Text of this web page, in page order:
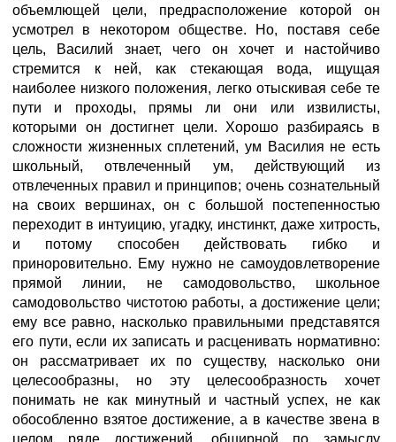
объемлющей цели, предрасположение которой он
усмотрел в некотором обществе. Но, поставя себе
цель, Василий знает, чего он хочет и настойчиво
стремится к ней, как стекающая вода, ищущая
наиболее низкого положения, легко отыскивая себе те
пути и проходы, прямы ли они или извилисты,
которыми он достигнет цели. Хорошо разбираясь в
сложности жизненных сплетений, ум Василия не есть
школьный, отвлеченный ум, действующий из
отвлеченных правил и принципов; очень сознательный
на своих вершинах, он с большой постепенностью
переходит в интуицию, угадку, инстинкт, даже хитрость,
и потому способен действовать гибко и
приноровительно. Ему нужно не самоудовлетворение
прямой линии, не самодовольство, школьное
самодовольство чистотою работы, а достижение цели;
ему все равно, насколько правильными представятся
его пути, если их записать и расценивать нормативно:
он рассматривает их по существу, насколько они
целесообразны, но эту целесообразность хочет
понимать не как минутный и частный успех, не как
обособленно взятое достижение, а в качестве звена в
целом ряде достижений, обширной по замыслу